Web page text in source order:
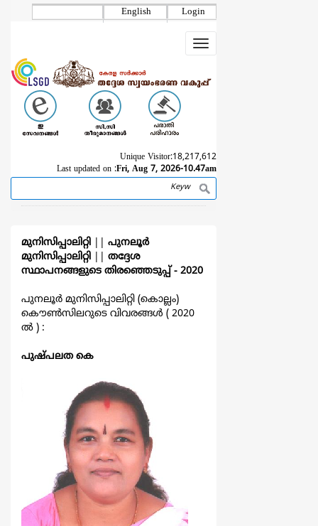
Login
English
Toggle
navigation
Unique Visitor:18,217,612
Last updated on :Fri, Aug 7, 2026-10.47am
Search
മുനിസിപ്പാലിറ്റി
പുനലൂര്‍
മുനിസിപ്പാലിറ്റി
തദ്ദേശ
സ്ഥാപനങ്ങളുടെ തിരഞ്ഞെടുപ്പ്‌ - 2020
പുനലൂര്‍ മുനിസിപ്പാലിറ്റി (കൊല്ലം)
കൌൺസിലറുടെ വിവരങ്ങള്‍ ( 2020
ല്‍ ) :
പുഷ്പലത കെ